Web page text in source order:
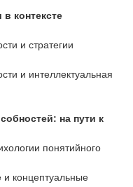
контексте
и стратегии
и интеллектуальная
на пути к
понятийного
и концептуальные